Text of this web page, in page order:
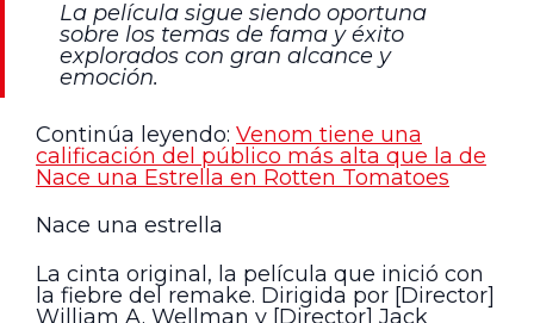
La película sigue siendo oportuna
sobre los temas de fama y éxito
explorados con gran alcance y
emoción.
Continúa leyendo: Venom tiene una
calificación del público más alta que la de
Nace una Estrella en Rotten Tomatoes
Nace una estrella
La cinta original, la película que inició con
la fiebre del remake. Dirigida por [Director]
William A. Wellman y [Director] Jack